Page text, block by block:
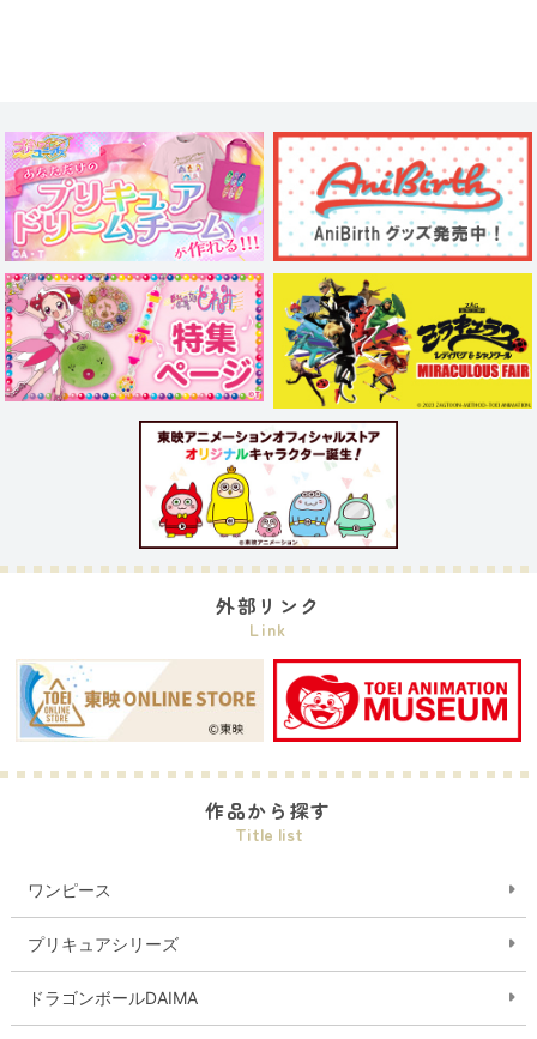
外部リンク
Link
作品から探す
Title list
ワンピース
プリキュアシリーズ
ドラゴンボールDAIMA